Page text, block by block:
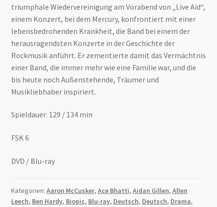
triumphale Wiedervereinigung am Vorabend von „Live Aid“,
einem Konzert, bei dem Mercury, konfrontiert mit einer
lebensbedrohenden Krankheit, die Band bei einem der
herausragendsten Konzerte in der Geschichte der
Rockmusik anführt. Er zementierte damit das Vermächtnis
einer Band, die immer mehr wie eine Familie war, und die
bis heute noch Außenstehende, Träumer und
Musikliebhaber inspiriert.
Spieldauer: 129 / 134 min
FSK 6
DVD / Blu-ray
Kategorien: Aaron McCusker, Ace Bhatti, Aidan Gillen, Allen
Leech, Ben Hardy, Biopic, Blu-ray, Deutsch, Deutsch, Drama,